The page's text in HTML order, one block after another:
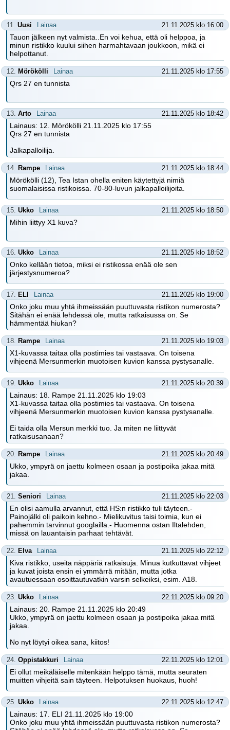
11. Uusi Lainaa 21.11.2025 klo 16:00
Tauon jälkeen nyt valmista..En voi kehua, että oli helppoa, ja
minun ristikko kuului siihen harmahtavaan joukkoon, mikä ei
helpottanut.
12. Mörökölli Lainaa 21.11.2025 klo 17:55
Qrs 27 en tunnista
13. Arto Lainaa 21.11.2025 klo 18:42
Lainaus: 12. Mörökölli 21.11.2025 klo 17:55
Qrs 27 en tunnista
Jalkapalloilija.
14. Rampe Lainaa 21.11.2025 klo 18:44
Mörökölli (12), Tea Istan ohella eniten käytettyjä nimiä
suomalaisissa ristikoissa. 70-80-luvun jalkapalloilijoita.
15. Ukko Lainaa 21.11.2025 klo 18:50
Mihin liittyy X1 kuva?
16. Ukko Lainaa 21.11.2025 klo 18:52
Onko kellään tietoa, miksi ei ristikossa enää ole sen
järjestysnumeroa?
17. ELI Lainaa 21.11.2025 klo 19:00
Onko joku muu yhtä ihmeissään puuttuvasta ristikon numerosta?
Sitähän ei enää lehdessä ole, mutta ratkaisussa on. Se
hämmentää hiukan?
18. Rampe Lainaa 21.11.2025 klo 19:03
X1-kuvassa taitaa olla postimies tai vastaava. On toisena
vihjeenä Mersunmerkin muotoisen kuvion kanssa pystysanalle.
19. Ukko Lainaa 21.11.2025 klo 20:39
Lainaus: 18. Rampe 21.11.2025 klo 19:03
X1-kuvassa taitaa olla postimies tai vastaava. On toisena
vihjeenä Mersunmerkin muotoisen kuvion kanssa pystysanalle.
Ei taida olla Mersun merkki tuo. Ja miten ne liittyvät
ratkaisusanaan?
20. Rampe Lainaa 21.11.2025 klo 20:49
Ukko, ympyrä on jaettu kolmeen osaan ja postipoika jakaa mitä
jakaa.
21. Seniori Lainaa 21.11.2025 klo 22:03
En olisi aamulla arvannut, että HS:n ristikko tuli täyteen.-
Painojälki oli paikoin kehno.- Mielikuvitus taisi toimia, kun ei
pahemmin tarvinnut googlailla.- Huomenna ostan Iltalehden,
missä on lauantaisin parhaat tehtävät.
22. Elva Lainaa 21.11.2025 klo 22:12
Kiva ristikko, useita näppäriä ratkaisuja. Minua kutkuttavat vihjeet
ja kuvat joista ensin ei ymmärrä mitään, mutta jotka
avautuessaan osoittautuvatkin varsin selkeiksi, esim. A18.
23. Ukko Lainaa 22.11.2025 klo 09:20
Lainaus: 20. Rampe 21.11.2025 klo 20:49
Ukko, ympyrä on jaettu kolmeen osaan ja postipoika jakaa mitä
jakaa.
No nyt löytyi oikea sana, kiitos!
24. Oppistakkuri Lainaa 22.11.2025 klo 12:01
Ei ollut meikäläiselle mitenkään helppo tämä, mutta seuraten
muitten vihjeitä sain täyteen. Helpotuksen huokaus, huoh!
25. Ukko Lainaa 22.11.2025 klo 12:47
Lainaus: 17. ELI 21.11.2025 klo 19:00
Onko joku muu yhtä ihmeissään puuttuvasta ristikon numerosta?